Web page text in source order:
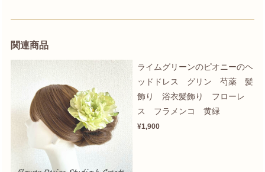
関連商品
ライムグリーンのピオニーのヘ
ッドドレス グリン 芍薬 髪
飾り 浴衣髪飾り フローレ
ス フラメンコ 黄緑
¥1,900